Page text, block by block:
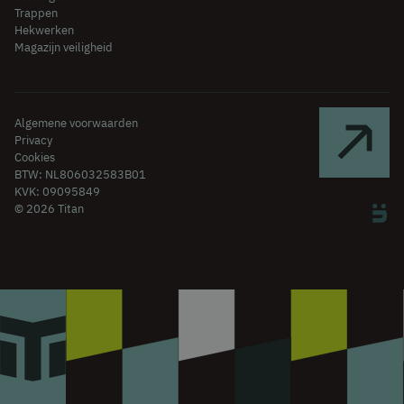
Trappen
Hekwerken
Magazijn veiligheid
Algemene voorwaarden
Privacy
Cookies
BTW: NL806032583B01
KVK: 09095849
© 2026 Titan